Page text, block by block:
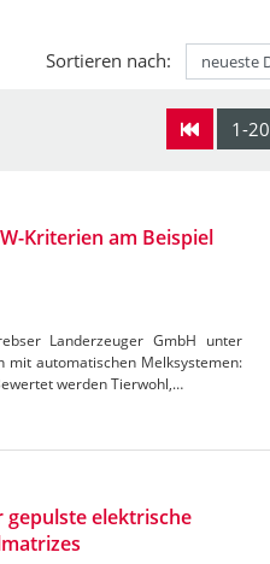
Sortieren nach:
1-20
Kriterien am Beispiel
Landerzeuger GmbH unter
mit automatischen Melksystemen:
werden Tierwohl,…
elektrische